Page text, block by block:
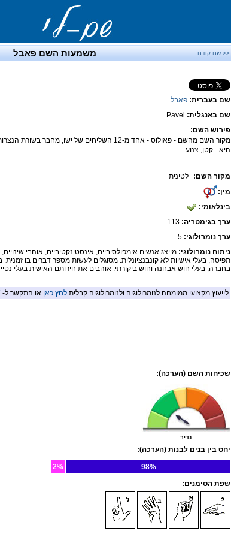
<< שם קודם משמעות השם פאבל
שם בעברית: פאבל
שם באנגלית: Pavel
פירוש השם:
מקור השם מהשם - פאולוס - אחד מ-12 השליחים של
היא - קטן, צנוע.
מקור השם:
לטינית
מין:
בינלאומי:
ערך בגימטריה:
ערך נומרולוגי: 5
ניתוח נומרולוגי: מייצג אנשים אימפולסיביים, אינסטינקטיביים, אוהבי
תפיסה, בעלי אישיות לא קונבנציונלית. מסוגלים לעשות מספר דברים בו זמנית.
בחברה, בעלי חוש אבחנה וחוש ביקורתי. אוהבים את חירותם האישית בעלי
לייעוץ מקצועי ממומחה לנומרולוגיה ולנומרולוגיה קבלית לחץ כאן או התקשר ל-
שכיחות השם (הערכה):
נדיר
יחס בין בנים לבנות (הערכה):
98%
2%
שפת הסימנים: